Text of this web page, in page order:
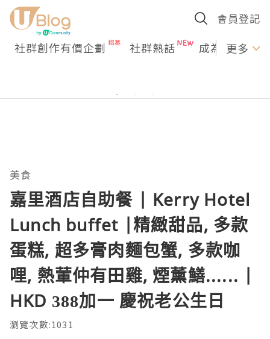
會員登記
社群創作有價企劃 社群熱話 成為U更多
美食
嘉里酒店自助餐 | Kerry Hotel
Lunch buffet |精緻甜品, 多款
蛋糕, 超多膏肉麵包蟹, 多款咖
哩, 熱葷仲有田雞, 煙薰鱔...... |
HKD 388加一 慶祝老公生日
瀏覽次數:1031